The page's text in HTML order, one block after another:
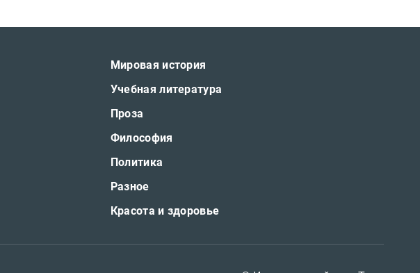
Мировая история
Учебная литература
Проза
Философия
Политика
Разное
Красота и здоровье